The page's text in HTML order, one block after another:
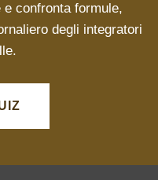
e confronta formule,
degli integratori